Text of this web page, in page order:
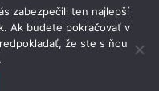
mesta, n.o.,
zabezpečili ten najlepší
Ak budete pokračovať v
že ste s ňou